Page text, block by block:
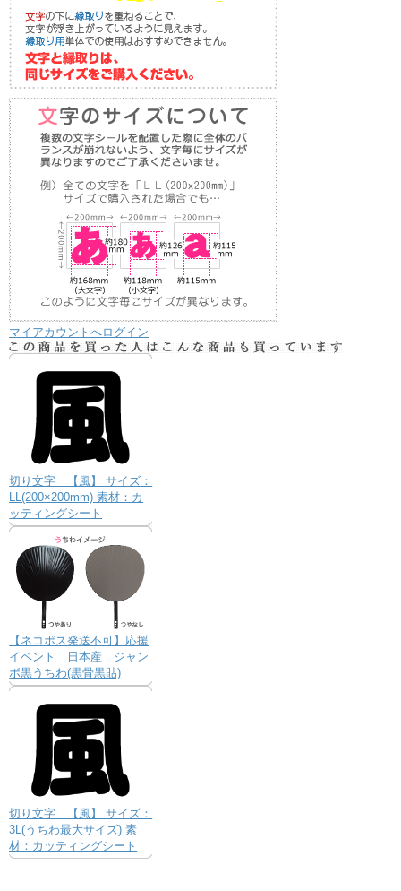
マイアカウントへログイン
切り文字 【風】 サイズ：
LL(200×200mm) 素材：カ
ッティングシート
【ネコポス発送不可】応援
イベント 日本産 ジャン
ボ黒うちわ(黒骨黒貼)
切り文字 【風】 サイズ：
3L(うちわ最大サイズ) 素
材：カッティングシート